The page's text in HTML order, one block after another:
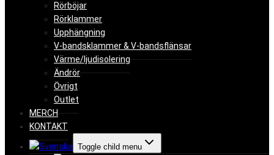
Rörböjar
Rörklammer
Upphängning
V-bandsklammer & V-bandsflänsar
Värme/ljudisolering
Ändrör
Övrigt
Outlet
MERCH
KONTAKT
Toggle child menu